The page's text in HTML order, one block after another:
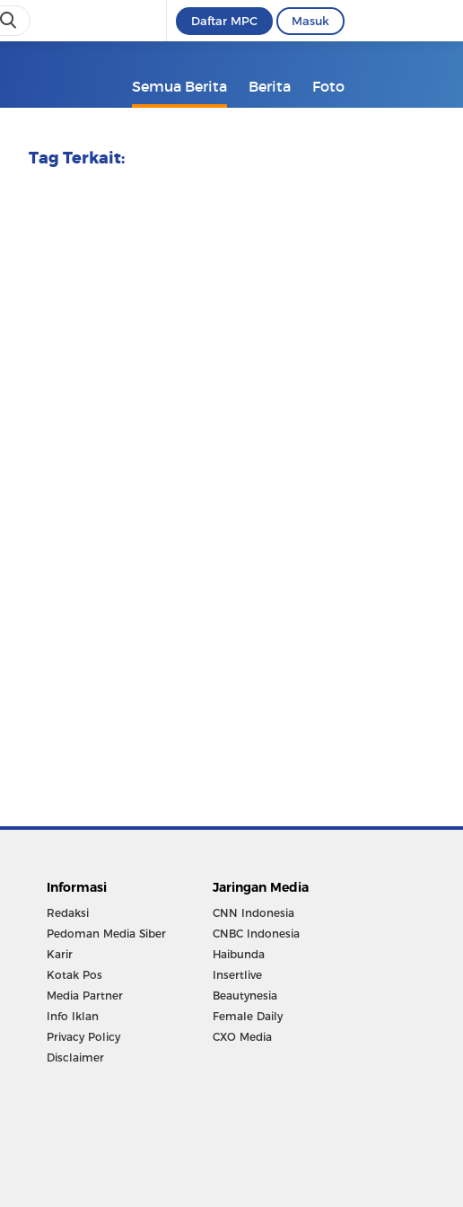
Daftar MPC Masuk
Semua Berita Berita Foto
Tag Terkait:
Informasi
Redaksi
Pedoman Media Siber
Karir
Kotak Pos
Media Partner
Info Iklan
Privacy Policy
Disclaimer
Jaringan Media
CNN Indonesia
CNBC Indonesia
Haibunda
Insertlive
Beautynesia
Female Daily
CXO Media